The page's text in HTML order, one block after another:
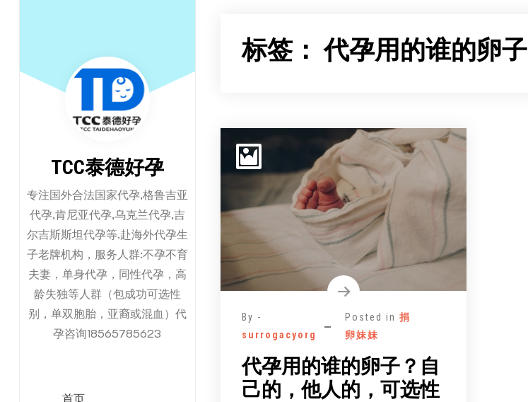
TCC泰德好孕
专注国外合法国家代孕,格鲁吉亚
代孕,肯尼亚代孕,乌克兰代孕,吉
尔吉斯斯坦代孕等.赴海外代孕生
子老牌机构，服务人群:不孕不育
夫妻，单身代孕，同性代孕，高
龄失独等人群（包成功可选性
别，单双胞胎，亚裔或混血）代
孕咨询18565785623
首页
标签：代孕用的谁的卵子
By -
surrogacyorg
Posted in 捐
卵妹妹
代孕用的谁的卵子？自
己的，他人的，可选性